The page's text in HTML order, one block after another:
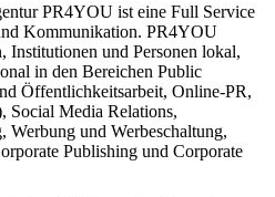
PR4YOU ist eine Full Service
Kommunikation. PR4YOU
Institutionen und Personen lokal,
in den Bereichen Public
Öffentlichkeitsarbeit, Online-PR,
Social Media Relations,
Werbung und Werbeschaltung,
Publishing und Corporate